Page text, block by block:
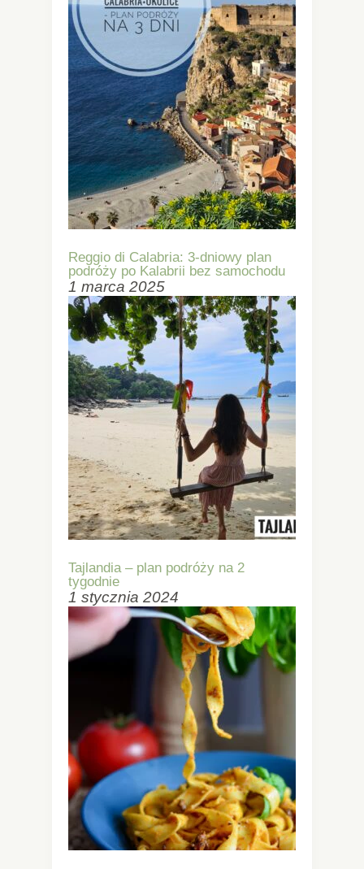
Reggio di Calabria: 3-dniowy plan
podróży po Kalabrii bez samochodu
1 marca 2025
Tajlandia – plan podróży na 2
tygodnie
1 stycznia 2024